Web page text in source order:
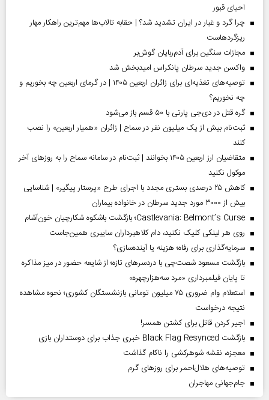
احیای قبور
چرا گرد و غبار در ایران تشدید شد؟ | حقابه تالاب‌ها مهم‌ترین راهکار مهار
ریزگردهاست
مجازات سنگین برای آدم‌ربایان گوش‌بر
واکسن جدید سرطان پانکراس امیدبخش شد
توصیه‌های تغذیه‌ای برای زائران اربعین ۱۴۰۵ | در گرمای اربعین چه بخوریم و
چه نخوریم؟
گره قتل در دی‌جی پارتی با ۵۰ قسم باز می‌شود
ثبت‌نام بیش از یک میلیون نفر در سماح | زائران «همیار اربعین» را نصب
کنند
متقاضیان ارز اربعین ۱۴۰۵ بخوانند | ثبت‌نام در سامانه سماح را به روز‌های آخر
موکول نکنید
کاهش ۲۵ درصدی بستری مجدد با اجرای طرح «پرستار پیگیر» | شناسایی
بیش از ۳۰۰۰ مورد جدید سرطان در خانواده بیماران
Castlevania: Belmont’s Curse؛ بازگشت باشکوه شکارچیان خون‌آشام
روی هر لینکی کلیک نکنید، دام کلاهبرداران سایبری همین‌جاست
سرمایه‌گذاری برای رفاه؛ هزینه یا آینده‌سازی؟
بازگشت مسعود شصت‌چی با دردسر‌های تازه؛ از شایعه حضور در میز مذاکره
تا پایان فیلمبرداری «مرد سه‌هزارچهره»
استعلام وام ضروری ۷۵ میلیون تومانی بازنشستگان کشوری؛ نحوه مشاهده
نتیجه درخواست
اجیر کردن قاتل برای کشتن همسر!
بازگشت Black Flag Resynced خبری جذاب برای دوستداران بازی
معجزه، نقشه شوهرکشی را ناکام گذاشت
توصیه‌های هلال‌احمر برای روز‌های گرم
جام‌جهانی مهاجران